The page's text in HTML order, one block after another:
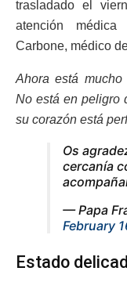
trasladado el
atención
Carbone, médico
Ahora está mucho
No está en peligro
su corazón está
Os
cercanía
— Papa
February
Estado